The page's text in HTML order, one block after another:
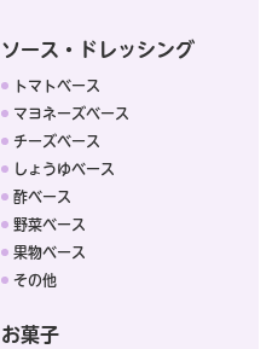
ソース・ドレッシング
トマトベース
マヨネーズベース
チーズベース
しょうゆベース
酢ベース
野菜ベース
果物ベース
その他
お菓子